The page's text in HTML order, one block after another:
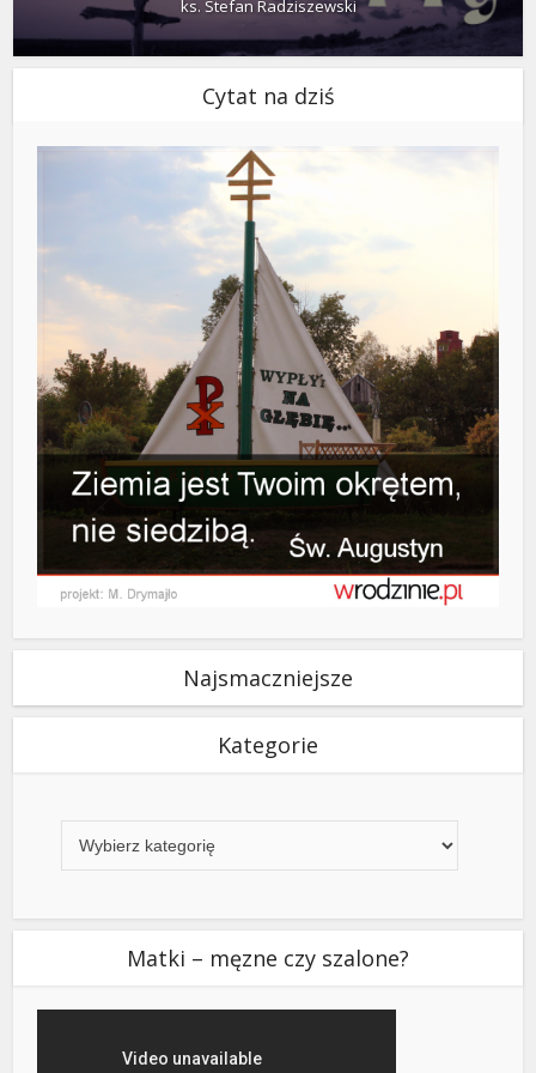
ks. Stefan Radziszewski
Cytat na dziś
Najsmaczniejsze
Kategorie
Matki – męzne czy szalone?